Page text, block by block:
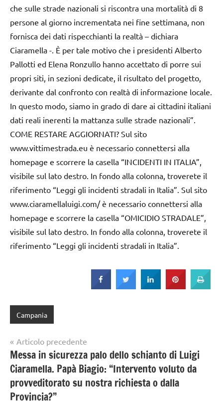
che sulle strade nazionali si riscontra una mortalità di 8
persone al giorno incrementata nei fine settimana, non
fornisca dei dati rispecchianti la realtà – dichiara
Ciaramella -. È per tale motivo che i presidenti Alberto
Pallotti ed Elena Ronzullo hanno accettato di porre sui
propri siti, in sezioni dedicate, il risultato del progetto,
derivante dal confronto con realtà di informazione locale.
In questo modo, siamo in grado di dare ai cittadini italiani
dati reali inerenti la mattanza sulle strade nazionali”.
COME RESTARE AGGIORNATI? Sul sito
www.vittimestrada.eu è necessario connettersi alla
homepage e scorrere la casella “INCIDENTI IN ITALIA”,
visibile sul lato destro. In fondo alla colonna, troverete il
riferimento “Leggi gli incidenti stradali in Italia”. Sul sito
www.ciaramellaluigi.com/ è necessario connettersi alla
homepage e scorrere la casella “OMICIDIO STRADALE”,
visibile sul lato destro. In fondo alla colonna, troverete il
riferimento “Leggi gli incidenti stradali in Italia”.
Campania
Navigazione
articoli
Articolo precedente
Messa in sicurezza palo dello schianto di Luigi
Ciaramella. Papà Biagio: “Intervento voluto da
provveditorato su nostra richiesta o dalla
Provincia?”